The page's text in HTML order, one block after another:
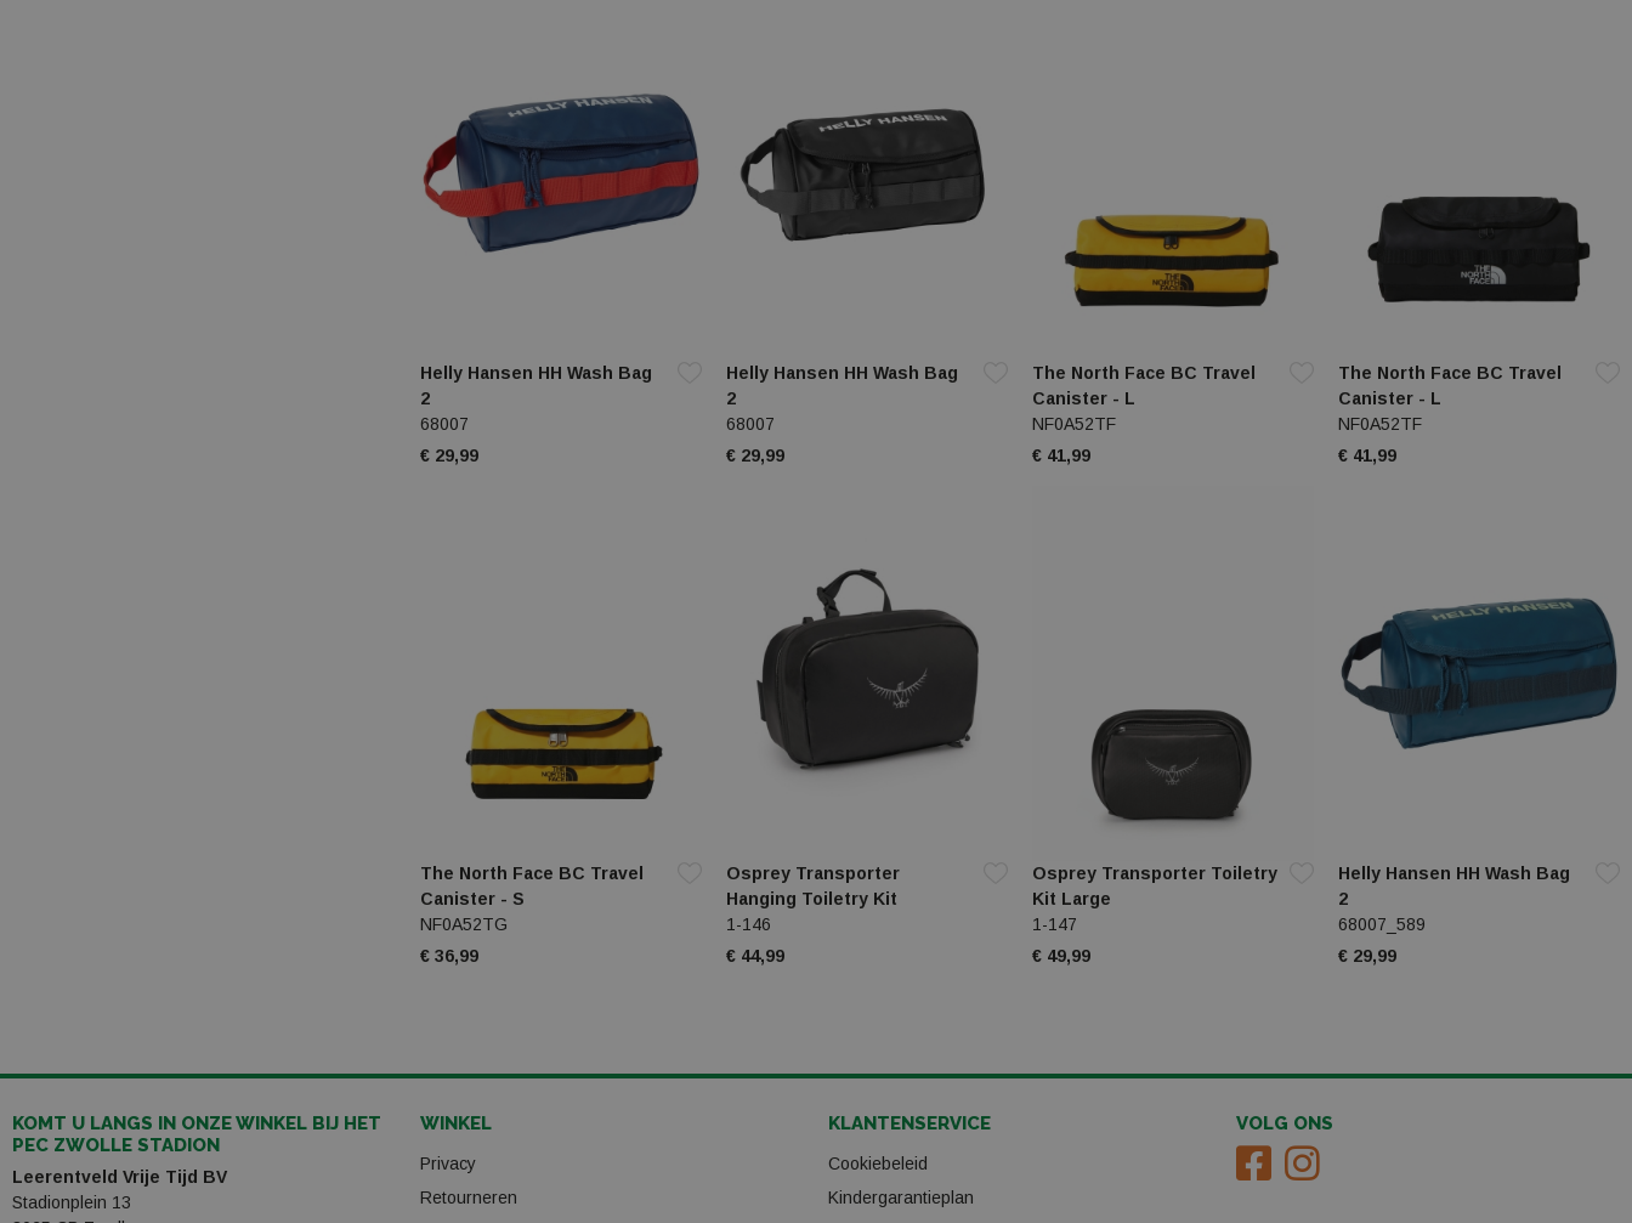
Helly Hansen HH Wash Bag
2
68007
€ 29,99
Helly Hansen HH Wash Bag
2
68007
€ 29,99
The North Face BC Travel
Canister - L
NF0A52TF
€ 41,99
The North Face BC Travel
Canister - L
NF0A52TF
€ 41,99
The North Face BC Travel
Canister - S
NF0A52TG
€ 36,99
Osprey Transporter
Hanging Toiletry Kit
1-146
€ 44,99
Osprey Transporter Toiletry
Kit Large
1-147
€ 49,99
Helly Hansen HH Wash Bag
2
68007_589
€ 29,99
KOMT U LANGS IN ONZE WINKEL BIJ HET
PEC ZWOLLE STADION
Leerentveld Vrije Tijd BV
Stadionplein 13
WINKEL
Privacy
Retourneren
KLANTENSERVICE
Cookiebeleid
Kindergarantieplan
VOLG ONS